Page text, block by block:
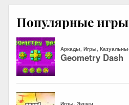
Популярные игры